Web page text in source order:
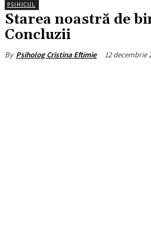
PSIHICUL
Starea noastră de
Concluzii
By Psiholog Cristina Eftimie 12 decembrie